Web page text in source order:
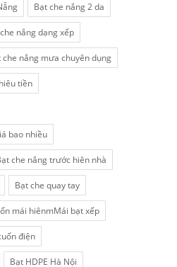
Bạt che nắng 2 da
nắng dạng xếp
che nắng mưa chuyên dụng
tiền
bao nhiều
che nắng trước hiên nhà
Bạt che quay tay
mái hiênmMái bạt xếp
điện
Bạt HDPE Hà Nội